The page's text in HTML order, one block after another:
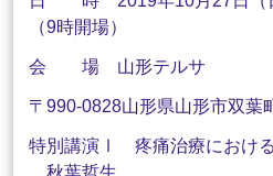
（9時開場）
会 場 山形テルサ
〒 990-0828山形県山形市双葉
特別講演Ⅰ 疼痛治療におけ
秋葉哲生